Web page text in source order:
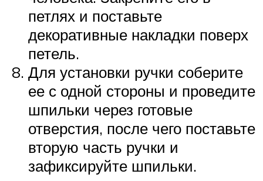
петлях и поставьте
декоративные накладки поверх
петель.
Для установки ручки соберите
ее с одной стороны и проведите
шпильки через готовые
отверстия, после чего поставьте
вторую часть ручки и
зафиксируйте шпильки.